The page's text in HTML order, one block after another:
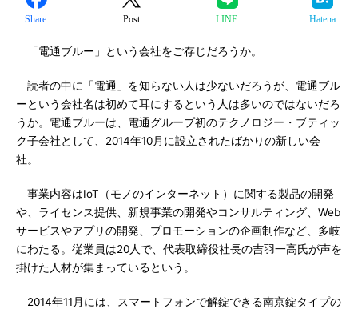
Share Post LINE Hatena
「電通ブルー」という会社をご存じだろうか。
読者の中に「電通」を知らない人は少ないだろうが、電通ブル
ーという会社名は初めて耳にするという人は多いのではないだろ
うか。電通ブルーは、電通グループ初のテクノロジー・ブティッ
ク子会社として、2014年10月に設立されたばかりの新しい会
社。
事業内容はIoT（モノのインターネット）に関する製品の開発
や、ライセンス提供、新規事業の開発やコンサルティング、Web
サービスやアプリの開発、プロモーションの企画制作など、多岐
にわたる。従業員は20人で、代表取締役社長の吉羽一高氏が声を
掛けた人材が集まっているという。
2014年11月には、スマートフォンで解錠できる南京錠タイプの